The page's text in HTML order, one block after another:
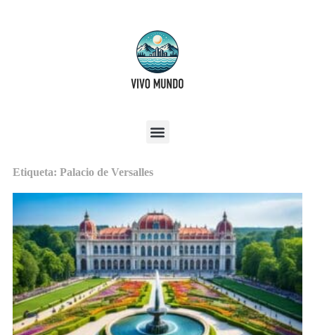
Etiqueta: Palacio de Versalles